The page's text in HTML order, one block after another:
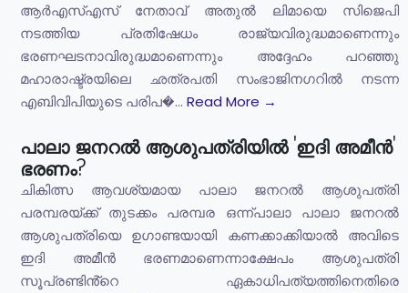
ആർഎസ്എസ് നേതാവ് അതുൽ ലിമായെ സിജെപി
നടത്തിയ പ്രതിഷേധം രാജ്യവിരുദ്ധമാണെന്നും
ഭരണഘടനാവിരുദ്ധമാണെന്നും അദ്ദേഹം പറഞ്ഞു
മഹാരാഷ്ട്രയിലെ ഛത്രപതി സംഭാജിനഗറിൽ നടന്ന
എബിവിപിയുടെ പരിപ�... Read More →
പാലാ ജനറൽ ആശുപത്രിയിൽ 'ഇദി അമീൻ'
ഭരണം?
ചികിത്സ ആവശ്യമായ പാലാ ജനറൽ ആശുപത്രി
പരമ്പരയ്ക്ക് തുടക്കം പരമ്പര ഒന്ന്പാലാ പാലാ ജനറൽ
ആശുപത്രിയെ ഉഗാണ്ടയായി കണക്കാക്കിയാൽ അവിടെ
ഇദി അമീൻ ഭരണമാണെന്നാക്ഷേപം ആശുപത്രി
സൂപ്രണ്ടിൻ്റെ ഏകാധിപത്യത്തിനെതിരെ